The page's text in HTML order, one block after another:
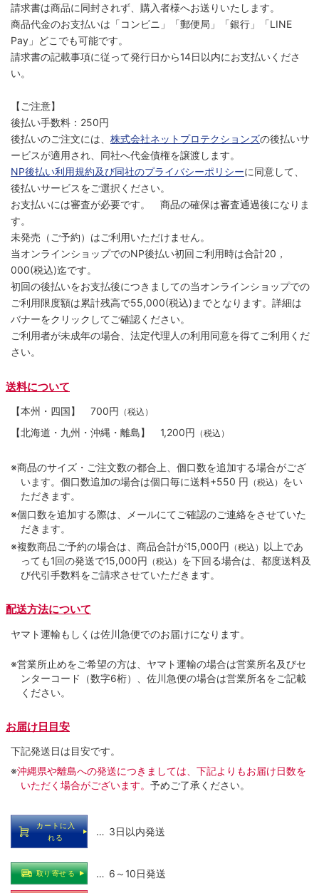
請求書は商品に同封されず、購入者様へお送りいたします。
商品代金のお支払いは「コンビニ」「郵便局」「銀行」「LINE
Pay」どこでも可能です。
請求書の記載事項に従って発行日から14日以内にお支払いくださ
い。
【ご注意】
後払い手数料：250円
後払いのご注文には、 株式会社ネットプロテクションズの後払いサ
ービスが適用され、同社へ代金債権を譲渡します。
NP後払い利用規約及び同社のプライバシーポリシーに同意して、
後払いサービスをご選択ください。
お支払いには審査が必要です。 商品の確保は審査通過後になりま
す。
未発売（ご予約）はご利用いただけません。
当オンラインショップでのNP後払い初回ご利用時は合計20，
000(税込)迄です。
初回の後払いをお支払後につきましての当オンラインショップでの
ご利用限度額は累計残高で55,000(税込)までとなります。詳細は
バナーをクリックしてご確認ください。
ご利用者が未成年の場合、法定代理人の利用同意を得てご利用くだ
さい。
送料について
【本州・四国】 700円 （税込）
【北海道・九州・沖縄・離島】 1,200円 （税込）
※商品のサイズ・ご注文数の都合上、個口数を追加する場合がござ
います。個口数追加の場合は個口毎に送料+550 円 （税込） をい
ただきます。
※個口数を追加する際は、メールにてご確認のご連絡をさせていた
だきます。
※複数商品ご予約の場合は、商品合計が15,000円 （税込） 以上であ
っても1回の発送で15,000円 （税込） を下回る場合は、都度送料及
び代引手数料をご請求させていただきます。
配送方法について
ヤマト運輸もしくは佐川急便でのお届けになります。
※営業所止めをご希望の方は、ヤマト運輸の場合は営業所名及びセ
ンターコード（数字6桁）、佐川急便の場合は営業所名をご記載
ください。
お届け日目安
下記発送日は目安です。
※沖縄県や離島への発送につきましては、下記よりもお届け日数を
いただく場合がございます。 予めご了承ください。
カートに入
れる
… 3日以内発送
取り寄せる … 6～10日発送